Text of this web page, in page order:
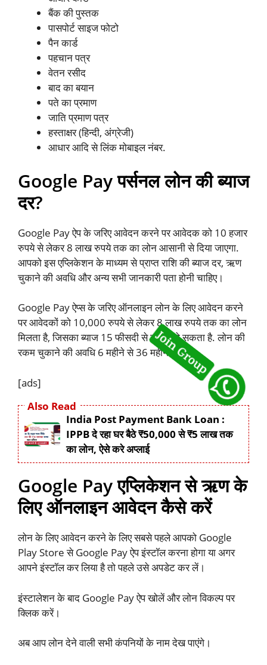
बैंक की पुस्तक
पासपोर्ट साइज फोटो
पैन कार्ड
पहचान पत्र
वेतन रसीद
बाद का बयान
पते का प्रमाण
जाति प्रमाण पत्र
हस्ताक्षर (हिन्दी, अंग्रेजी)
आधार आदि से लिंक मोबाइल नंबर.
Google Pay पर्सनल लोन की ब्याज
दर?
Google Pay ऐप के जरिए आवेदन करने पर आवेदक को 10 हजार
रुपये से लेकर 8 लाख रुपये तक का लोन आसानी से दिया जाएगा.
आपको इस एप्लिकेशन के माध्यम से प्राप्त राशि की ब्याज दर, ऋण
चुकाने की अवधि और अन्य सभी जानकारी पता होनी चाहिए।
Google Pay ऐप्स के जरिए ऑनलाइन लोन के लिए आवेदन करने
पर आवेदकों को 10,000 रुपये से लेकर 8 लाख रुपये तक का लोन
मिलता है, जिसका ब्याज 15 फीसदी से ज्यादा हो सकता है. लोन की
रकम चुकाने की अवधि 6 महीने से 36 महीने तक है.
[ads]
Also Read
India Post Payment Bank Loan :
IPPB दे रहा घर बैठे ₹50,000 से ₹5 लाख तक
का लोन, ऐसे करे अप्लाई
Google Pay एप्लिकेशन से ऋण के
लिए ऑनलाइन आवेदन कैसे करें
लोन के लिए आवेदन करने के लिए सबसे पहले आपको Google
Play Store से Google Pay ऐप इंस्टॉल करना होगा या अगर
आपने इंस्टॉल कर लिया है तो पहले उसे अपडेट कर लें।
इंस्टालेशन के बाद Google Pay ऐप खोलें और लोन विकल्प पर
क्लिक करें।
अब आप लोन देने वाली सभी कंपनियों के नाम देख पाएंगे।